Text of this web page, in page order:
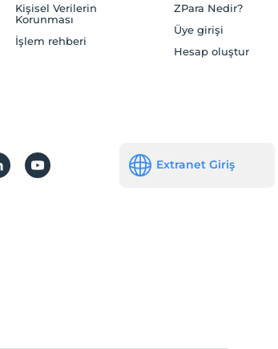
Kişisel Verilerin
Korunması
İşlem rehberi
ZPara Nedir?
Üye girişi
Hesap oluştur
Extranet Giriş